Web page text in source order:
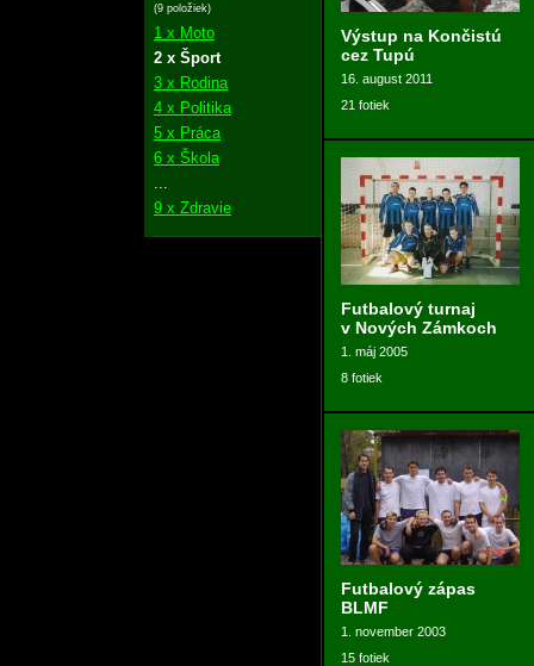
(9 položiek)
1 x Moto
2 x Šport
3 x Rodina
4 x Politika
5 x Práca
6 x Škola
9 x Zdravie
Výstup na Končistú
cez Tupú
16. august 2011
21 fotiek
Futbalový turnaj
v Nových Zámkoch
1. máj 2005
8 fotiek
Futbalový zápas
BLMF
1. november 2003
15 fotiek